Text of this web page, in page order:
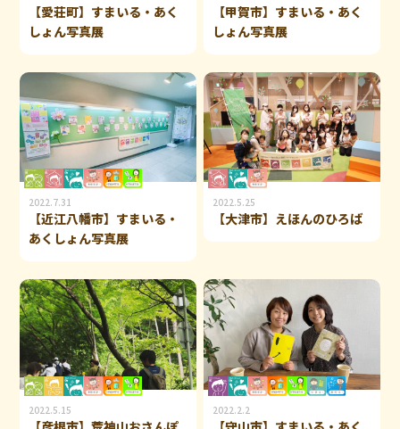
【愛荘町】すまいる・あく
しょん写真展
【甲賀市】すまいる・あく
しょん写真展
2022.7.31
【近江八幡市】すまいる・
あくしょん写真展
2022.5.25
【大津市】えほんのひろば
2022.5.15 2022.2.2